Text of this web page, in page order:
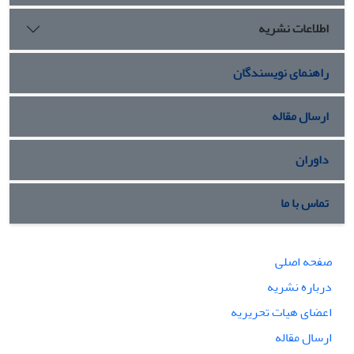
دو گروه حامیان و مخالفان حکومت مشروطه و ایجاد اختلال در روند
نهادینه‌سازی سلطنت مشروطه به‌عنوان یکی از شاخص‌های
حکومت قانون شد و به‌تبع آن فرآیند توسعه سیاسی در ایران
معاصر را نیز تحت‌الشعاع قرار داد.
اطلاعات نشریه
راهنمای نویسندگان
ارسال مقاله
داوران
تماس با ما
صفحه اصلی
درباره نشریه
اعضای هیات تحریریه
ارسال مقاله